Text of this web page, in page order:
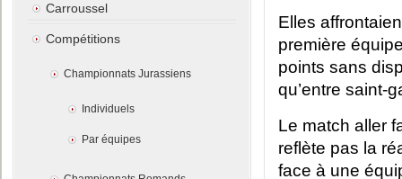
Elles
première
points sans
qu’entre saint-
Le match aller
reflète pas la
face à une
Carroussel
Compétitions
Championnats Jurassiens
Individuels
Par équipes